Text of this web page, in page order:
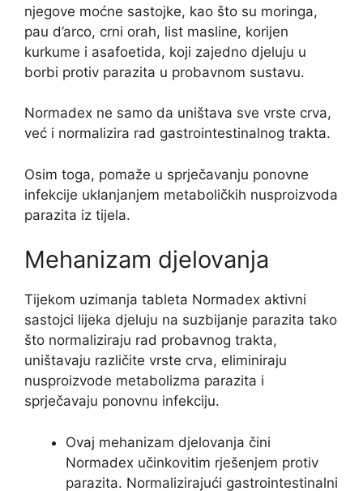
njegove moćne sastojke, kao što su moringa,
pau d’arco, crni orah, list masline, korijen
kurkume i asafoetida, koji zajedno djeluju u
borbi protiv parazita u probavnom sustavu.
Normadex ne samo da uništava sve vrste crva,
već i normalizira rad gastrointestinalnog trakta.
Osim toga, pomaže u sprječavanju ponovne
infekcije uklanjanjem metaboličkih nusproizvoda
parazita iz tijela.
Mehanizam djelovanja
Tijekom uzimanja tableta Normadex aktivni
sastojci lijeka djeluju na suzbijanje parazita tako
što normaliziraju rad probavnog trakta,
uništavaju različite vrste crva, eliminiraju
nusproizvode metabolizma parazita i
sprječavaju ponovnu infekciju.
Ovaj mehanizam djelovanja čini
Normadex učinkovitim rješenjem protiv
parazita. Normalizirajući gastrointestinalni